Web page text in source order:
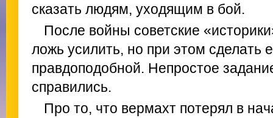
сказать людям, уходящим в бой.
После войны советские
ложь усилить, но при этом сделать
правдоподобной. Непростое
справились.
Про то, что вермахт потерял в